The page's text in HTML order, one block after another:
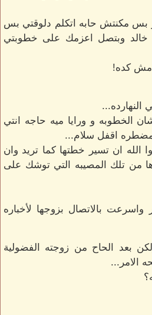
اكتر من 3 شهور بس مكنتش حابه اتكلم دلوقتي بس
خالد وبتصل اعزمك على خطوبتي
مش كده!
النهارده...
الخطوبه و ورايا ميه حاجه انتي
اقفل سلام...
الله ان تسير خطتها كما تريد وان
من تلك المصيبه التي توشك على
بالاتصال بزوجها لأخباره
بعد الحاح من زوجته الفضولية
الامر...